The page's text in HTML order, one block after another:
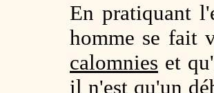
En pratiquant
homme se fait
calomnies et
il n'est qu'un